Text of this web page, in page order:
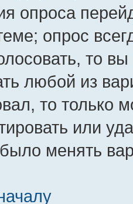
опроса
опрос
то
любой из
то только
или
менять